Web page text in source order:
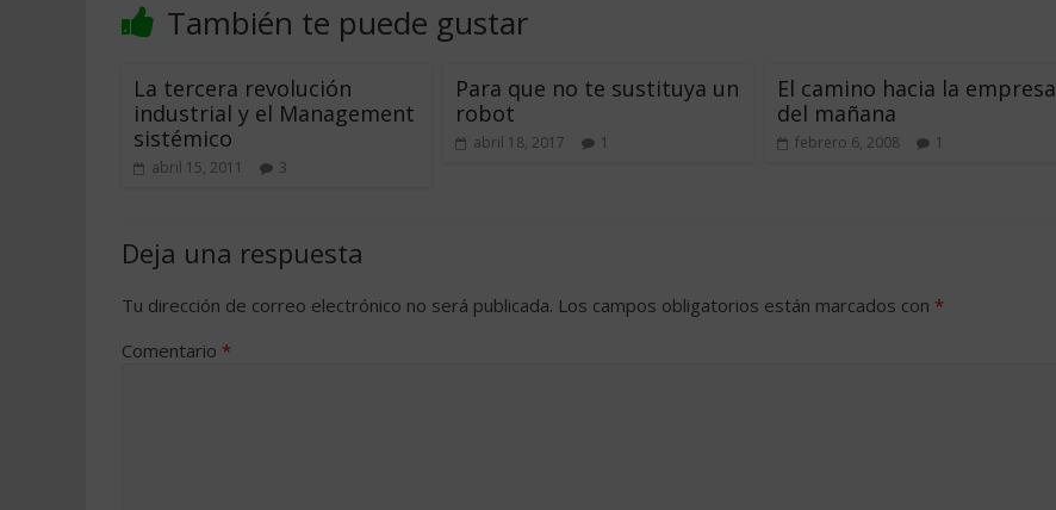
También te puede gustar
La tercera revolución
industrial y el Management
sistémico
abril 15, 2011 3
Para que no te sustituya un
robot
abril 18, 2017 1
El camino hacia la empresa
del mañana
febrero 6, 2008 1
Deja una respuesta
Tu dirección de correo electrónico no será publicada. Los campos obligatorios están marcados con *
Comentario *